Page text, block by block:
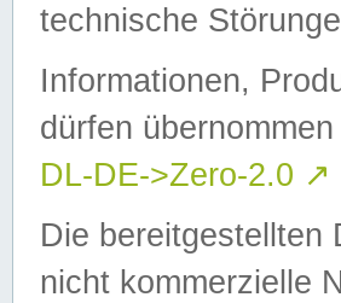
technische
Informationen,
dürfen
DL-DE->Zero-2.0 ↗
Die bereitgestellten
nicht kommerzielle